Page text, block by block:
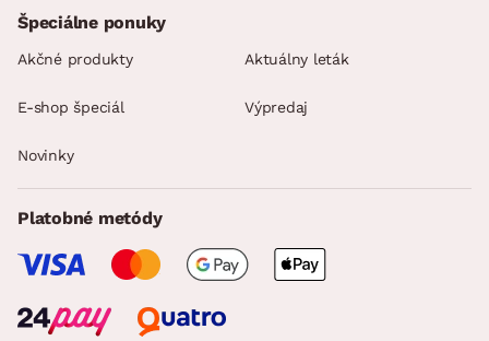
Špeciálne ponuky
Akčné produkty Aktuálny leták
E-shop špeciál Výpredaj
Novinky
Platobné metódy